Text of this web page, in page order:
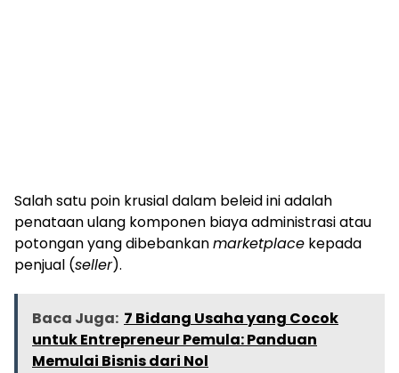
Salah satu poin krusial dalam beleid ini adalah
penataan ulang komponen biaya administrasi atau
potongan yang dibebankanmarketplace kepada
penjual (seller).
Baca Juga: 7 Bidang Usaha yang Cocok
untuk Entrepreneur Pemula: Panduan
Memulai Bisnis dari Nol